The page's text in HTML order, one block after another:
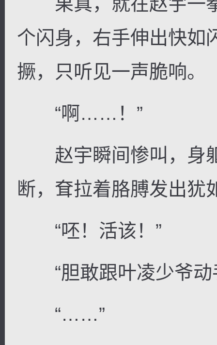
个闪身，右手伸出快如
撅，只听见一声脆响。
“啊……！”
赵宇瞬间惨叫，身
断，耷拉着胳膊发出犹
“呸！活该！”
“胆敢跟叶凌少爷动
“……”